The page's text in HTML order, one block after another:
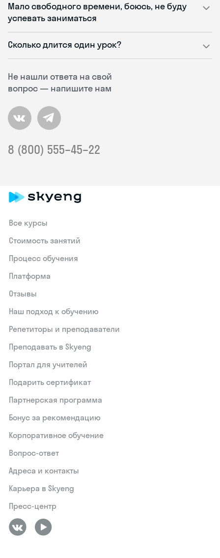
Не нашли ответа на свой
вопрос — напишите нам
8 (800) 555–45–22
Мало свободного времени, боюсь, не буду
успевать заниматься
Сколько длится один урок?
Все курсы
Стоимость занятий
Процесс обучения
Платформа
Отзывы
Наш подход к обучению
Репетиторы и преподаватели
Преподавать в Skyeng
Портал для учителей
Подарить сертификат
Партнерская программа
Бонус за рекомендацию
Корпоративное обучение
Вопрос-ответ
Адреса и контакты
Карьера в Skyeng
Пресс-центр